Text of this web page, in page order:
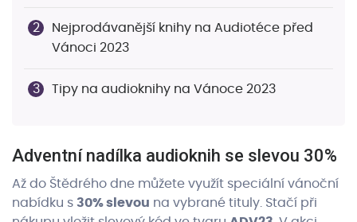
Nejprodávanější knihy na Audiotéce před
Vánoci 2023
Tipy na audioknihy na Vánoce 2023
Adventní nadílka audioknih se slevou 30%
Až do Štědrého dne můžete využít speciální vánoční
nabídku s 30% slevou na vybrané tituly. Stačí při